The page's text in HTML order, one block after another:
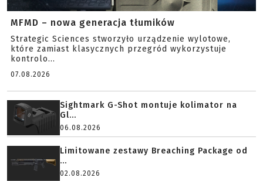
MFMD – nowa generacja tłumików
Strategic Sciences stworzyło urządzenie wylotowe,
które zamiast klasycznych przegród wykorzystuje
kontrolo...
07.08.2026
Sightmark G-Shot montuje kolimator na
Gl...
06.08.2026
Limitowane zestawy Breaching Package od
...
02.08.2026